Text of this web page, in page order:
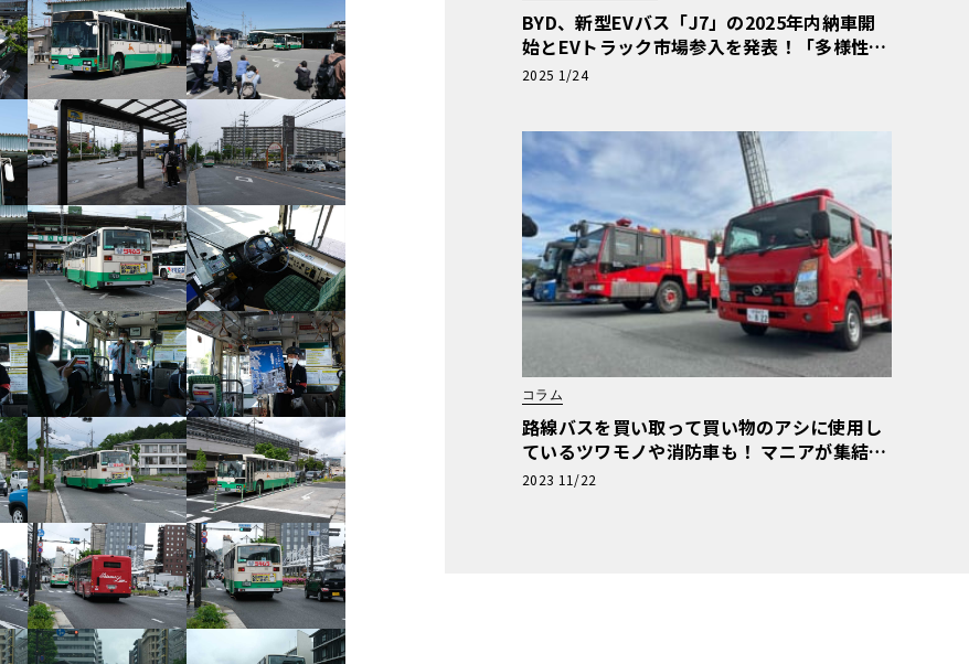
BYD、新型EVバス「J7」の2025年内納車開
始とEVトラック市場参入を発表！「多様性あ
ふれる商用EV車両の販売を強化」
2025 1/24
コラム
路線バスを買い取って買い物のアシに使用し
ているツワモノや消防車も！ マニアが集結し
た商用車ミーティングは楽し
2023 11/22